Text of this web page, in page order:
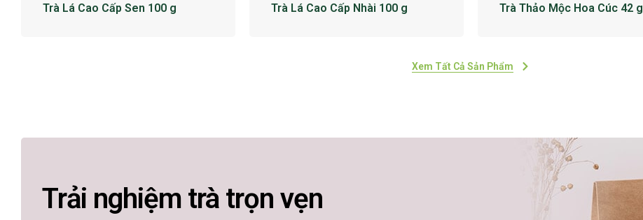
Trà Lá Cao Cấp Sen 100 g Trà Lá Cao Cấp Nhài 100 g Trà Thảo Mộc Hoa Cúc 42 g
Xem Tất Cả Sản Phẩm
Trải nghiệm trà trọn vẹn